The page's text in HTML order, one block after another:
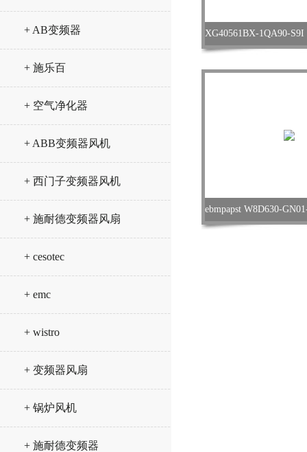
+ AB变频器
+ 施乐百
+ 空气净化器
+ ABB变频器风机
+ 西门子变频器风机
+ 施耐德变频器风扇
+ cesotec
+ emc
+ wistro
+ 变频器风扇
+ 锅炉风机
+ 施耐德变频器